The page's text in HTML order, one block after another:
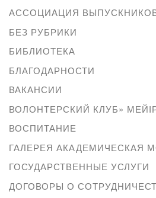
АССОЦИАЦИЯ
БЕЗ РУБРИКИ
БИБЛИОТЕКА
БЛАГОДАРНОСТИ
ВАКАНСИИ
ВОЛОНТЕРСКИЙ КЛУБ»
ВОСПИТАНИЕ
ГАЛЕРЕЯ АКАДЕМИЧЕСКАЯ
ГОСУДАРСТВЕННЫЕ УСЛУГИ
ДОГОВОРЫ О